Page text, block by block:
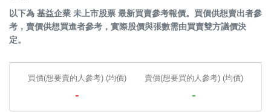
以下為 基益企業 未上市股票 最新買賣參考報價。買價供想賣出者參
考，賣價供想買進者參考，實際股價與張數需由買賣雙方議價決
定。
買價(想要賣的人參考) (均價)
-
賣價(想要買的人參考) (均價)
-